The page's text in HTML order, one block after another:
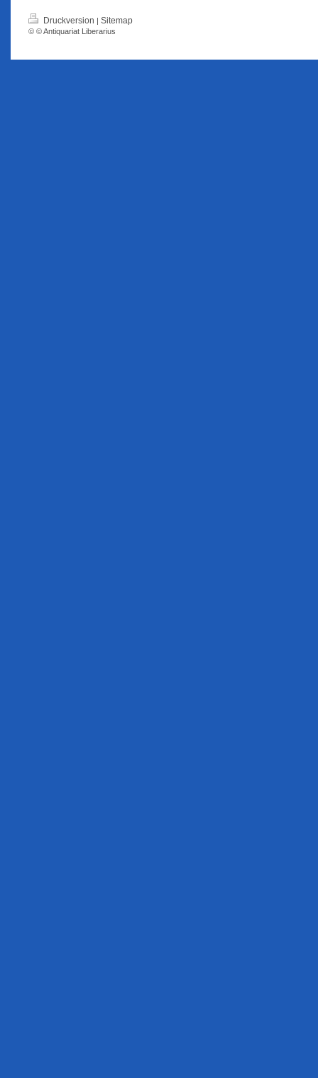
Druckversion | Sitemap
© © Antiquariat Liberarius